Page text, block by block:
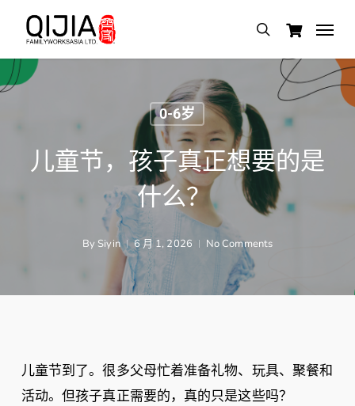
main
content
search
Menu
0-6岁
儿童节，孩子真正想要的是
什么？
By Siyin 6 月 1, 2026 No Comments
儿童节到了。很多父母忙着准备礼物、玩具、聚餐和
活动。但孩子真正需要的，真的只是这些吗？